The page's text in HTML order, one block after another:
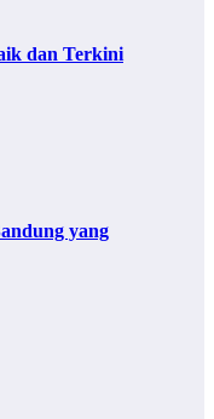
dan Terkini
yang